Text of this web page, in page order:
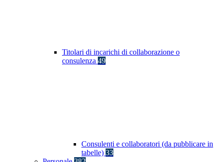
Titolari di incarichi di collaborazione o
consulenza 49
Consulenti e collaboratori (da pubblicare in
tabelle) 33